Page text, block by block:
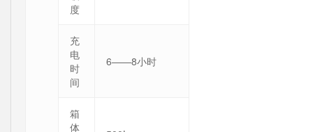
度
充
电
时
间
6——8小时
箱
体